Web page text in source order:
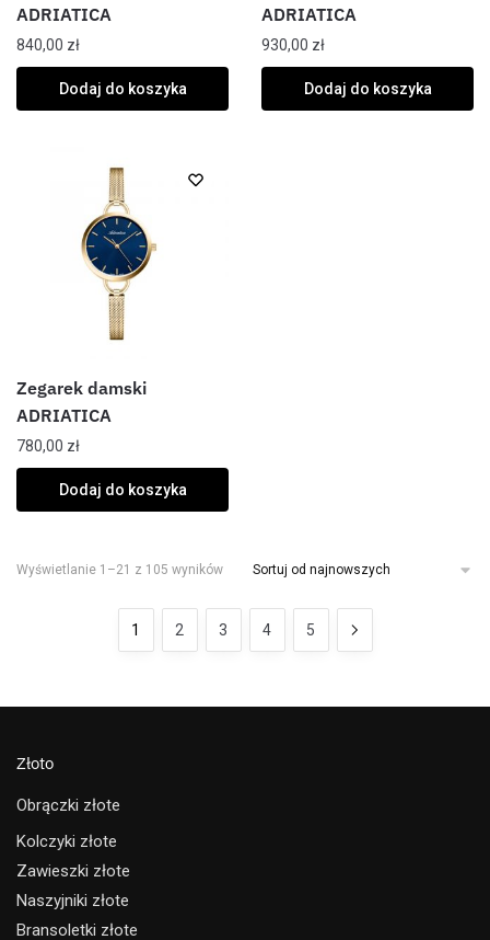
ADRIATICA
840,00 zł
Dodaj do koszyka
ADRIATICA
930,00 zł
Dodaj do koszyka
Zegarek damski
ADRIATICA
780,00 zł
Dodaj do koszyka
Wyświetlanie 1–21 z 105 wyników
1 2 3 4 5
Złoto
Obrączki złote
Kolczyki złote
Zawieszki złote
Naszyjniki złote
Bransoletki złote